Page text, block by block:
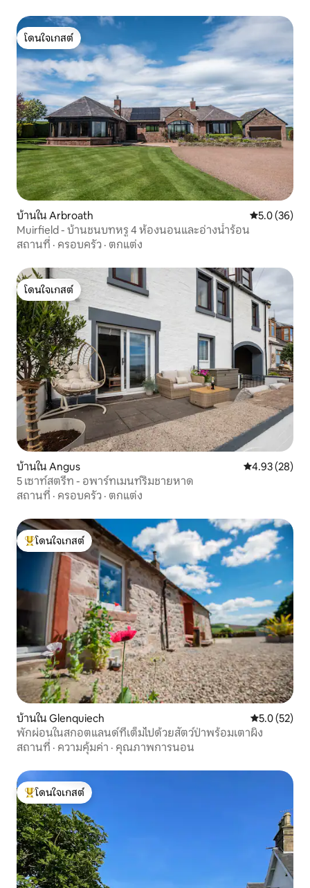
โดนใจเกสต์
โดนใจเกสต์
บ้านใน Arbroath คะแนนเฉลี่ย
5.0 (36)
Muirfield - บ้านชนบทหรู 4 ห้องนอนและอ่างน้ำร้อน
สถานที่ · ครอบครัว · ตกแต่ง
โดนใจเกสต์
โดนใจเกสต์
บ้านใน Angus คะแนนเฉลี่ย
4.93 (28)
5 เซาท์สตรีท - อพาร์ทเมนท์ริมชายหาด
สถานที่ · ครอบครัว · ตกแต่ง
โดนใจเกสต์ที่สุด
โดนใจเกสต์
บ้านใน Glenquiech คะแนนเฉลี่ย
5.0 (52)
พักผ่อนในสกอตแลนด์ที่เต็มไปด้วยสัตว์ป่าพร้อมเตาผิง
สถานที่ · ความคุ้มค่า · คุณภาพการนอน
โดนใจเกสต์ที่สุด
โดนใจเกสต์